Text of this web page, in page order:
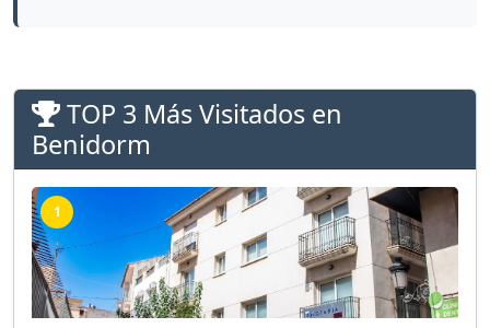
TOP 3 Más Visitados en
Benidorm
1